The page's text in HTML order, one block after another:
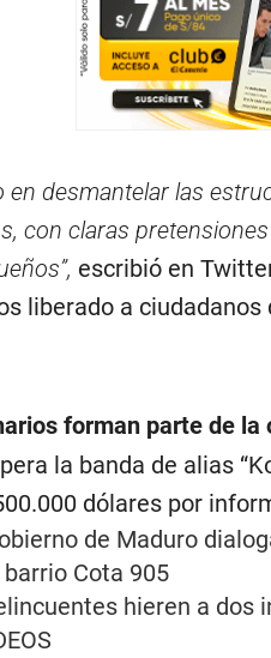
en desmantelar las
con claras
escribió en
liberado a
forman parte de
la banda de alias
dólares por
de Maduro
Cota 905
hieren a dos